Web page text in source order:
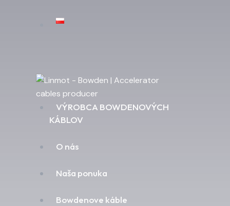
VÝROBCA BOWDENOVÝCH
KÁBLOV
O nás
Naša ponuka
Bowdenove káble